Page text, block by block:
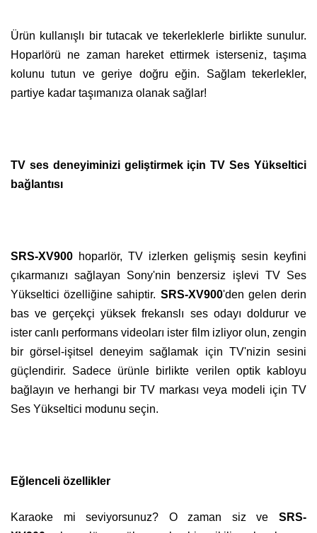
Ürün kullanışlı bir tutacak ve tekerleklerle birlikte sunulur.
Hoparlörü ne zaman hareket ettirmek isterseniz, taşıma
kolunu tutun ve geriye doğru eğin. Sağlam tekerlekler,
partiye kadar taşımanıza olanak sağlar!
TV ses deneyiminizi geliştirmek için TV Ses Yükseltici
bağlantısı
SRS-XV900 hoparlör, TV izlerken gelişmiş sesin keyfini
çıkarmanızı sağlayan Sony'nin benzersiz işlevi TV Ses
Yükseltici özelliğine sahiptir. SRS-XV900'den gelen derin
bas ve gerçekçi yüksek frekanslı ses odayı doldurur ve
ister canlı performans videoları ister film izliyor olun, zengin
bir görsel-işitsel deneyim sağlamak için TV'nizin sesini
güçlendirir. Sadece ürünle birlikte verilen optik kabloyu
bağlayın ve herhangi bir TV markası veya modeli için TV
Ses Yükseltici modunu seçin.
Eğlenceli özellikler
Karaoke mi seviyorsunuz? O zaman siz ve SRS-